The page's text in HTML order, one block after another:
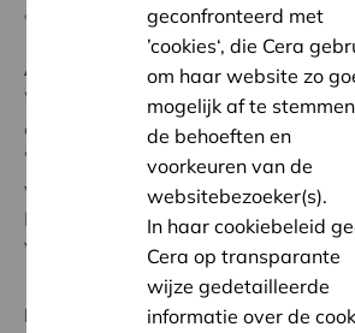
Terug naar overzicht
Ambitie:
Warme en zorgzame
We kregen steun van Cera voor de
een oud, versleten en stukgegane
We verdedigen en ontwikkelen
van Limburg. In samenwerking met
Natuurpunt afdelingen, zoals
Vrijwilligersgroepen voor natuur in de
Regionaal Project
geconfronteerd met
’cookies‘, die Cera
om haar website zo
mogelijk af te
de behoeften en
voorkeuren van de
websitebezoeker(s).
In haar cookiebeleid
Cera op transparante
wijze gedetailleerde
informatie over de